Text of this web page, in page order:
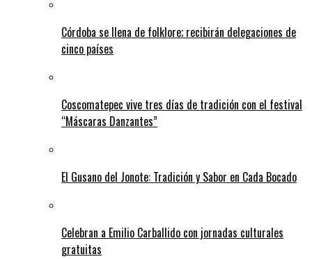
Córdoba se llena de folklore; recibirán delegaciones de
cinco países
Coscomatepec vive tres días de tradición con el festival
“Máscaras Danzantes”
El Gusano del Jonote: Tradición y Sabor en Cada Bocado
Celebran a Emilio Carballido con jornadas culturales
gratuitas